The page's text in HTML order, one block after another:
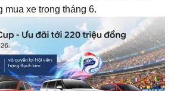
mua xe trong tháng 6.